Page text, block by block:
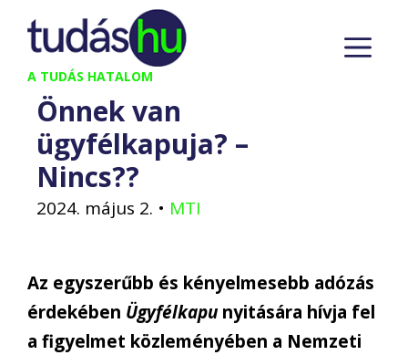
Kilépés
tartalomba
A TUDÁS HATALOM
Önnek van
ügyfélkapuja? –
Nincs??
2024. május 2. • MTI
Az egyszerűbb és kényelmesebb adózás
érdekében Ügyfélkapu nyitására hívja fel
a figyelmet közleményében a Nemzeti